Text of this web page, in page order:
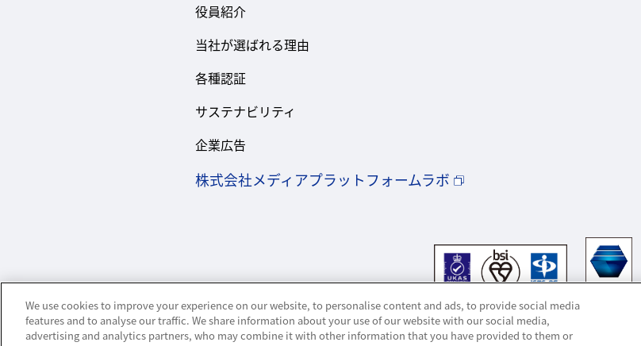
役員紹介
当社が選ばれる理由
各種認証
サステナビリティ
企業広告
株式会社メディアプラットフォームラボ
ハウジング・クラウド・ス
We use cookies to improve your experience on our website, to personalise content and ads, to provide social media
features and to analyse our traffic. We share information about your use of our website with our social media,
advertising and analytics partners, who may combine it with other information that you have provided to them or